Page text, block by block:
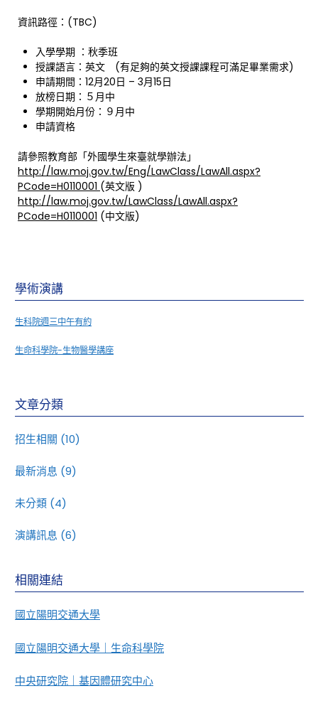
資訊路徑：(TBC)
入學學期 ：秋季班
授課語言：英文 (有足夠的英文授課課程可滿足畢業需求)
申請期間：12月20日 – 3月15日
放榜日期：５月中
學期開始月份：９月中
申請資格
請參照教育部「外國學生來臺就學辦法」
http://law.moj.gov.tw/Eng/LawClass/LawAll.aspx?
PCode=H0110001 (英文版 )
http://law.moj.gov.tw/LawClass/LawAll.aspx?
PCode=H0110001 (中文版)
學術演講
生科院週三中午有約
生命科學院-生物醫學講座
文章分類
招生相關 (10)
最新消息 (9)
未分類 (4)
演講訊息 (6)
相關連結
國立陽明交通大學
國立陽明交通大學｜生命科學院
中央研究院｜基因體研究中心